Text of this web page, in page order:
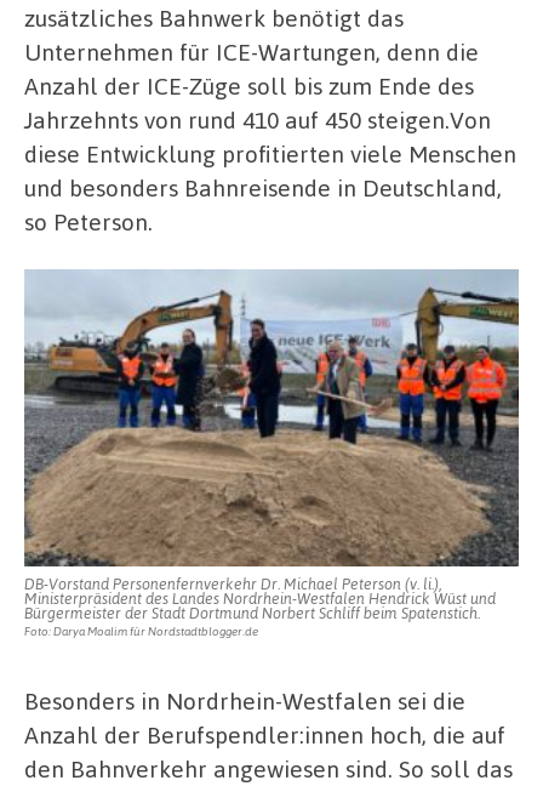
zusätzliches Bahnwerk benötigt das
Unternehmen für ICE-Wartungen, denn die
Anzahl der ICE-Züge soll bis zum Ende des
Jahrzehnts von rund 410 auf 450 steigen.Von
diese Entwicklung profitierten viele Menschen
und besonders Bahnreisende in Deutschland,
so Peterson.
DB-Vorstand Personenfernverkehr Dr. Michael Peterson (v. li.),
Ministerpräsident des Landes Nordrhein-Westfalen Hendrick Wüst und
Bürgermeister der Stadt Dortmund Norbert Schliff beim Spatenstich.
Foto: Darya Moalim für Nordstadtblogger.de
Besonders in Nordrhein-Westfalen sei die
Anzahl der Berufspendler:innen hoch, die auf
den Bahnverkehr angewiesen sind. So soll das